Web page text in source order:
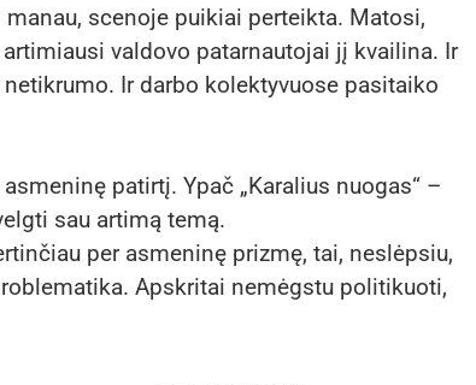
scenoje puikiai perteikta. Matosi,
valdovo patarnautojai jį kvailina. Ir
Ir darbo kolektyvuose pasitaiko
patirtį. Ypač „Karalius nuogas“ –
sau artimą temą.
per asmeninę prizmę, tai, neslėpsiu,
Apskritai nemėgstu politikuoti,